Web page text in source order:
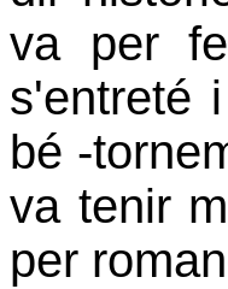
va per
s'entreté
bé -
va tenir
per